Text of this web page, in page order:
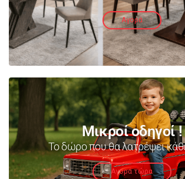
Αγορά
Μικροί οδηγοί !
Το δώρο που θα λατρέψει
Αγορά τώρα